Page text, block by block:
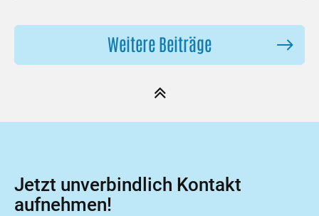
Weitere Beiträge
Jetzt unverbindlich Kontakt
aufnehmen!